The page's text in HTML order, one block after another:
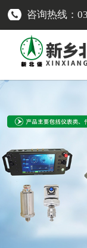
咨询热线：